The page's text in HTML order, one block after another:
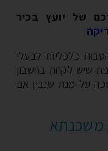
יועץ בכיר
לבעלי
לקחת בחשבון
מנת שנבין אם